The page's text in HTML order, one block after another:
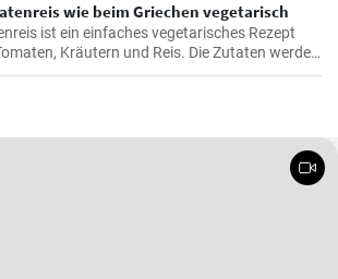
wie beim Griechen vegetarisch
ist ein einfaches vegetarisches Rezept
Kräutern und Reis. Die Zutaten werden
als vegetarische Hauptspeise zu Brot oder
Schnell und einfach zubereitet.